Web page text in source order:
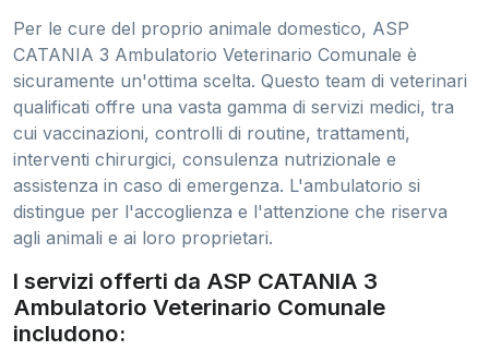
Per le cure del proprio animale domestico, ASP
CATANIA 3 Ambulatorio Veterinario Comunale è
sicuramente un'ottima scelta. Questo team di veterinari
qualificati offre una vasta gamma di servizi medici, tra
cui vaccinazioni, controlli di routine, trattamenti,
interventi chirurgici, consulenza nutrizionale e
assistenza in caso di emergenza. L'ambulatorio si
distingue per l'accoglienza e l'attenzione che riserva
agli animali e ai loro proprietari.
I servizi offerti da ASP CATANIA 3
Ambulatorio Veterinario Comunale
includono: